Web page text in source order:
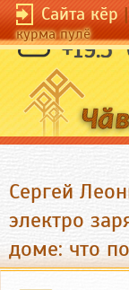
Сайта кӗр
курма пулӗ
+19.5
Сергей
электро
доме: что